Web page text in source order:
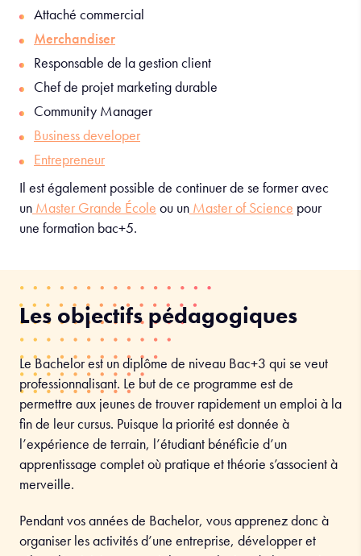
Attaché commercial
Merchandiser
Responsable de la gestion client
Chef de projet marketing durable
Community Manager
Business developer
Entrepreneur
Il est également possible de continuer de se former avec
un Master Grande École ou un Master of Science pour
une formation bac+5.
Les objectifs pédagogiques
Le Bachelor est un diplôme de niveau Bac+3 qui se veut
professionnalisant. Le but de ce programme est de
permettre aux jeunes de trouver rapidement un emploi à la
fin de leur cursus. Puisque la priorité est donnée à
l’expérience de terrain, l’étudiant bénéficie d’un
apprentissage complet où pratique et théorie s’associent à
merveille.
Pendant vos années de Bachelor, vous apprenez donc à
organiser les activités d’une entreprise, développer et